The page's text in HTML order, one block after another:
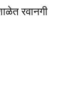
रवानगी